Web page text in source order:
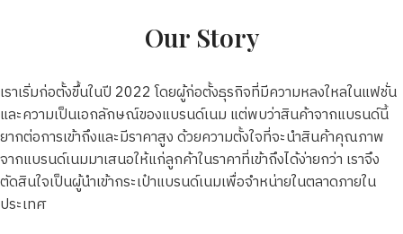
Our Story
เราเริ่มก่อตั้งขึ้นในปี 2022 โดยผู้ก่อตั้งธุรกิจที่มีความหลงใหลในแฟชั่น
และความเป็นเอกลักษณ์ของแบรนด์เนม แต่พบว่าสินค้าจากแบรนด์นี้
ยากต่อการเข้าถึงและมีราคาสูง ด้วยความตั้งใจที่จะนำสินค้าคุณภาพ
จากแบรนด์เนมมาเสนอให้แก่ลูกค้าในราคาที่เข้าถึงได้ง่ายกว่า เราจึง
ตัดสินใจเป็นผู้นำเข้ากระเป๋าแบรนด์เนมเพื่อจำหน่ายในตลาดภายใน
ประเทศ